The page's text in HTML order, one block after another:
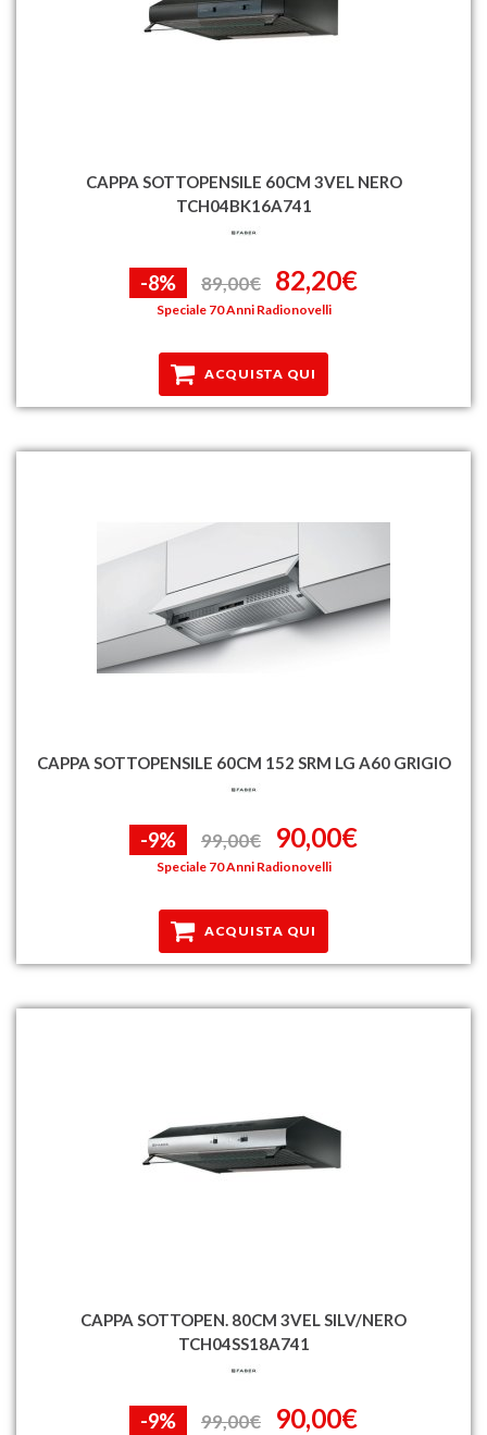
CAPPA SOTTOPENSILE 60CM 3VEL NERO
TCH04BK16A741
-8% 89,00€ 82,20€
Speciale 70 Anni Radionovelli
ACQUISTA QUI
CAPPA SOTTOPENSILE 60CM 152 SRM LG A60 GRIGIO
-9% 99,00€ 90,00€
Speciale 70 Anni Radionovelli
ACQUISTA QUI
CAPPA SOTTOPEN. 80CM 3VEL SILV/NERO
TCH04SS18A741
-9% 99,00€ 90,00€